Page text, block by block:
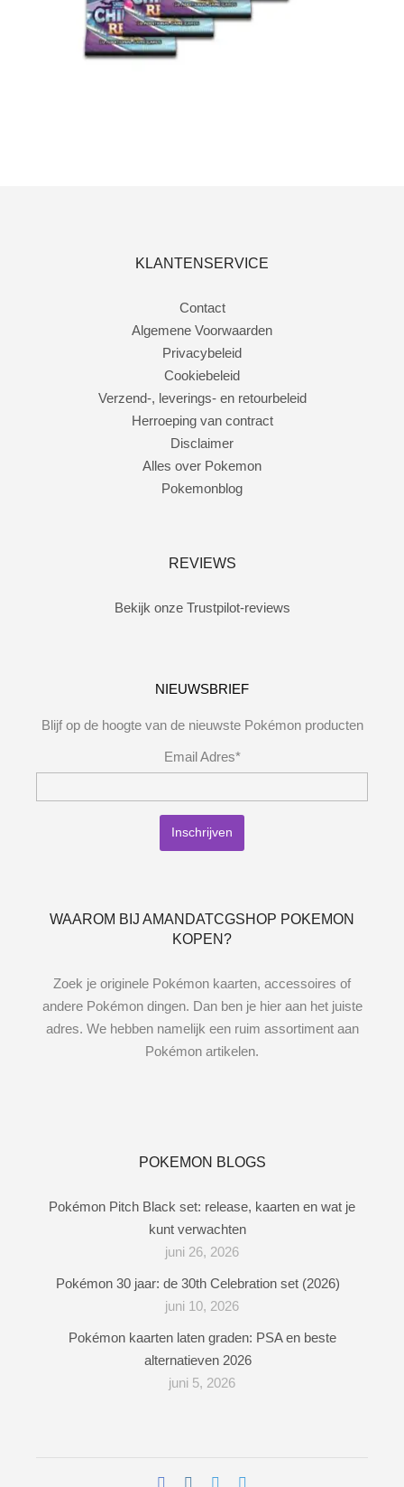
KLANTENSERVICE
Contact
Algemene Voorwaarden
Privacybeleid
Cookiebeleid
Verzend-, leverings- en retourbeleid
Herroeping van contract
Disclaimer
Alles over Pokemon
Pokemonblog
REVIEWS
Bekijk onze Trustpilot-reviews
NIEUWSBRIEF
Blijf op de hoogte van de nieuwste Pokémon producten
Email Adres*
WAAROM BIJ AMANDATCGSHOP POKEMON
KOPEN?
Zoek je originele Pokémon kaarten, accessoires of
andere Pokémon dingen. Dan ben je hier aan het juiste
adres. We hebben namelijk een ruim assortiment aan
Pokémon artikelen.
POKEMON BLOGS
Pokémon Pitch Black set: release, kaarten en wat je
kunt verwachten
juni 26, 2026
Pokémon 30 jaar: de 30th Celebration set (2026)
juni 10, 2026
Pokémon kaarten laten graden: PSA en beste
alternatieven 2026
juni 5, 2026